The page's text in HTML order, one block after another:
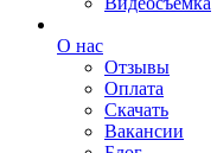
О нас
Отзывы
Оплата
Скачать
Вакансии